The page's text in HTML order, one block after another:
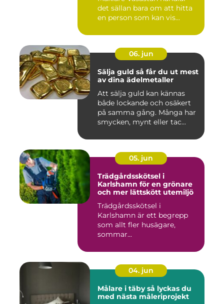
det sällan bara om att hitta
en person som kan vis...
06. jun
Sälja guld så får du ut mest
av dina ädelmetaller
Att sälja guld kan kännas
både lockande och osäkert
på samma gång. Många har
smycken, mynt eller tac...
05. jun
Trädgårdsskötsel i
Karlshamn för en grönare
och mer lättskött utemiljö
Trädgårdsskötsel i
Karlshamn är ett begrepp
som allt fler husägare,
sommar...
04. jun
Målare i täby så lyckas du
med nästa måleriprojekt